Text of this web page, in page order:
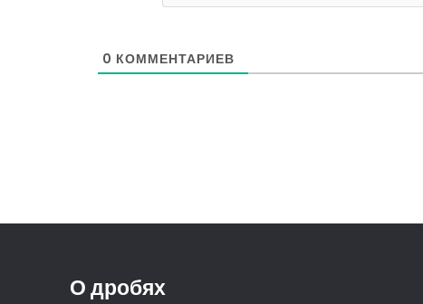
0 КОММЕНТАРИЕВ
О дробях